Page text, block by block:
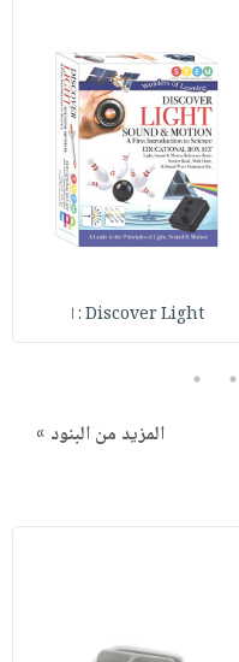
Discover Light : ا
4
5
المزيد من البنود »